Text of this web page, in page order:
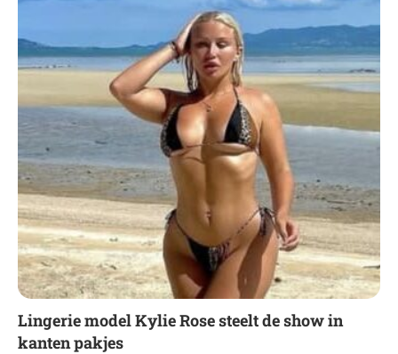
Lingerie model Kylie Rose steelt de show in
kanten pakjes